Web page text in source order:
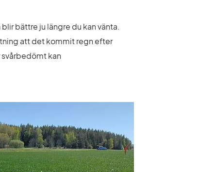
bättre ju längre du kan vänta.
att det kommit regn efter
kan